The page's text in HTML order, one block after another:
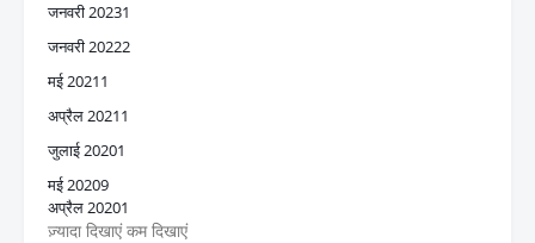
जनवरी 20231
जनवरी 20222
मई 20211
अप्रैल 20211
जुलाई 20201
मई 20209
अप्रैल 20201
ज़्यादा दिखाएं कम दिखाएं